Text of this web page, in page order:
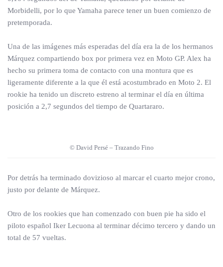
Morbidelli, por lo que Yamaha parece tener un buen comienzo de
pretemporada.
Una de las imágenes más esperadas del día era la de los hermanos
Márquez compartiendo box por primera vez en Moto GP. Alex ha
hecho su primera toma de contacto con una montura que es
ligeramente diferente a la que él está acostumbrado en Moto 2. El
rookie ha tenido un discreto estreno al terminar el día en última
posición a 2,7 segundos del tiempo de Quartararo.
© David Persé – Trazando Fino
Por detrás ha terminado dovizioso al marcar el cuarto mejor crono,
justo por delante de Márquez.
Otro de los rookies que han comenzado con buen pie ha sido el
piloto español Iker Lecuona al terminar décimo tercero y dando un
total de 57 vueltas.